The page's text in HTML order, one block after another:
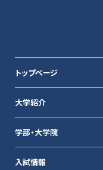
トップページ
大学紹介
学部・大学院
入試情報